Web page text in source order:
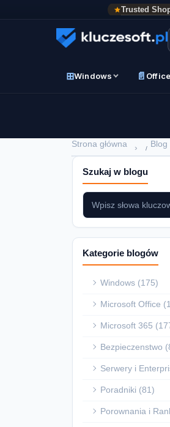
Trusted
⊞Windows 📄 Office
Strona główna › Blog
Szukaj w blogu
Kategorie blogów
Windows (175)
Microsoft Office
Microsoft 365
Bezpieczenstwo
Serwery i
Poradniki (81)
Porownania i